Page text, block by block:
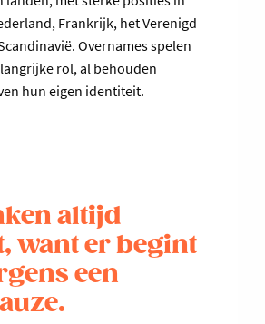
Frankrijk, het Verenigd
Overnames spelen
rol, al behouden
hun eigen identiteit.
altijd
want er begint
een